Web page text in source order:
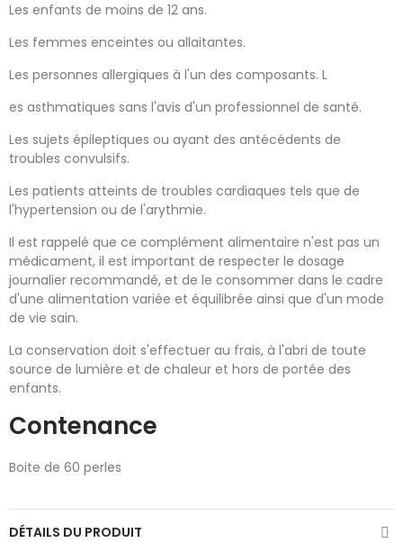
Les enfants de moins de 12 ans.
Les femmes enceintes ou allaitantes.
Les personnes allergiques à l'un des composants. L
es asthmatiques sans l'avis d'un professionnel de santé.
Les sujets épileptiques ou ayant des antécédents de
troubles convulsifs.
Les patients atteints de troubles cardiaques tels que de
l'hypertension ou de l'arythmie.
Il est rappelé que ce complément alimentaire n'est pas un
médicament, il est important de respecter le dosage
journalier recommandé, et de le consommer dans le cadre
d'une alimentation variée et équilibrée ainsi que d'un mode
de vie sain.
La conservation doit s'effectuer au frais, à l'abri de toute
source de lumière et de chaleur et hors de portée des
enfants.
Contenance
Boite de 60 perles
DÉTAILS DU PRODUIT